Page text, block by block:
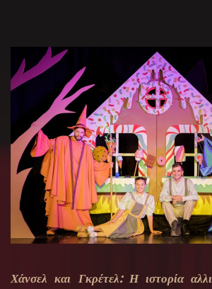
Χάνσελ και Γκρέτελ: Η ιστορία